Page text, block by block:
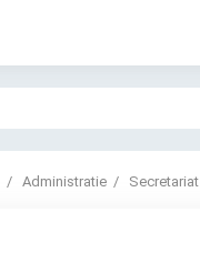
Administratie Secretariat